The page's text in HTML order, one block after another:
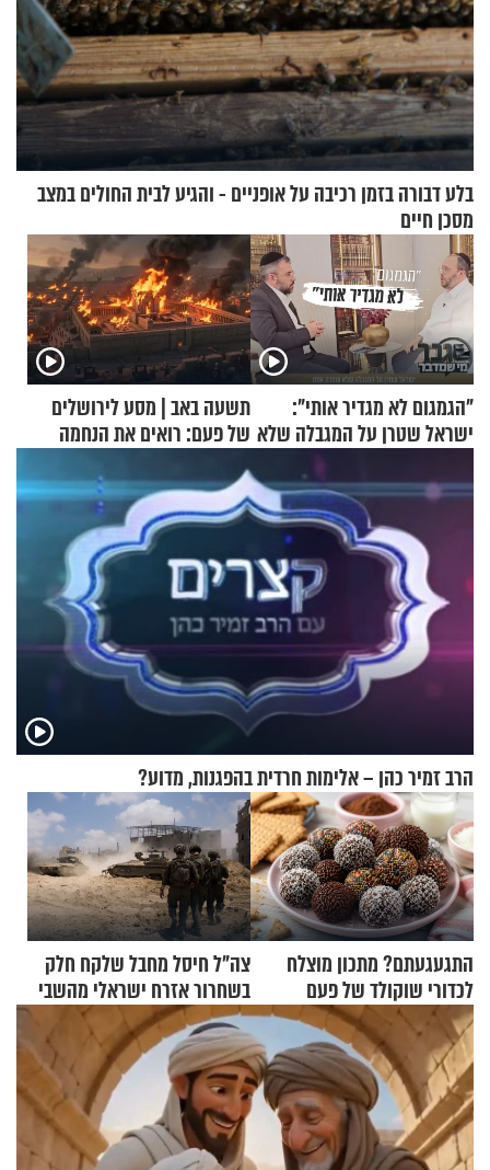
בלע דבורה בזמן רכיבה על אופניים - והגיע לבית החולים במצב
מסכן חיים
"הגמגום לא מגדיר אותי":
ישראל שטרן על המגבלה שלא
תשעה באב | מסע לירושלים
של פעם: רואים את הנחמה
הרב זמיר כהן – אלימות חרדית בהפגנות, מדוע?
התגעגעתם? מתכון מוצלח
לכדורי שוקולד של פעם
צה"ל חיסל מחבל שלקח חלק
בשחרור אזרח ישראלי מהשבי